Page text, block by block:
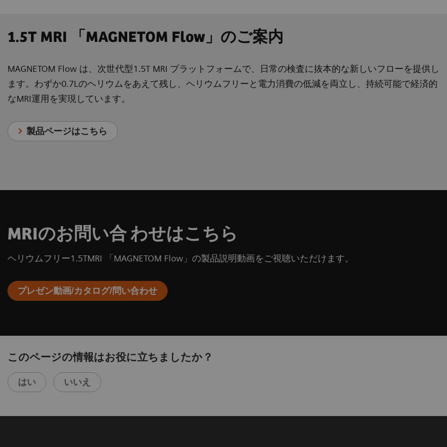
1.5T MRI 「MAGNETOM Flow」のご案内
MAGNETOM Flow は、次世代型1.5T MRI プラットフォームで、日常の検査に抜本的な新しいフローを提供し
ます。わずか0.7Lのヘリウムをあえて残し、ヘリウムフリーと電力消費の低減を両立し、持続可能で経済的
なMRI運用を実現しています。
製品ページはこちら
MRIのお問い合 わせはこちら
ヘリウムフリー1.5TMRI 「MAGNETOM Flow」の製品説明動画をご視聴いただけます。
プレゼン動画/カタログ/問い合わせ
このページの情報はお役に立ちましたか？
はい いいえ